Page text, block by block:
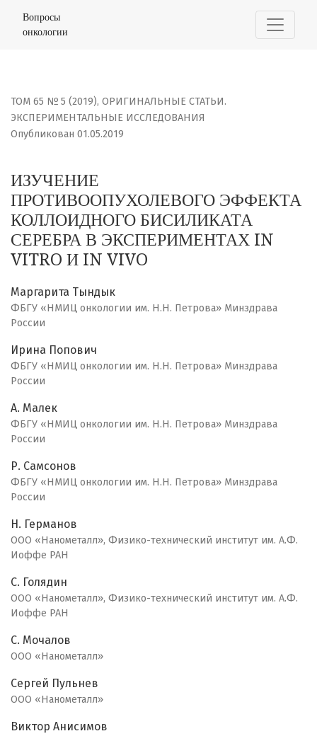
ИЗУЧЕНИЕ ПРОТИВООПУХОЛЕВОГО ЭФФЕКТА
Вопросы
онкологии
ТОМ 65 № 5 (2019), ОРИГИНАЛЬНЫЕ СТАТЬИ.
ЭКСПЕРИМЕНТАЛЬНЫЕ ИССЛЕДОВАНИЯ
ИЗУЧЕНИЕ
ПРОТИВООПУХОЛЕВОГО ЭФФЕКТА
КОЛЛОИДНОГО БИСИЛИКАТА
СЕРЕБРА В ЭКСПЕРИМЕНТАХ IN
VITRO И IN VIVO
Опубликован 01.05.2019
Маргарита Тындык
ФБГУ «НМИЦ онкологии им. Н.Н. Петрова» Минздрава
России
Ирина Попович
ФБГУ «НМИЦ онкологии им. Н.Н. Петрова» Минздрава
России
А. Малек
ФБГУ «НМИЦ онкологии им. Н.Н. Петрова» Минздрава
России
Р. Самсонов
ФБГУ «НМИЦ онкологии им. Н.Н. Петрова» Минздрава
России
Н. Германов
ООО «Нанометалл», Физико-технический институт им. А.Ф.
Иоффе РАН
С. Голядин
ООО «Нанометалл», Физико-технический институт им. А.Ф.
Иоффе РАН
С. Мочалов
ООО «Нанометалл»
Сергей Пульнев
ООО «Нанометалл»
Виктор Анисимов